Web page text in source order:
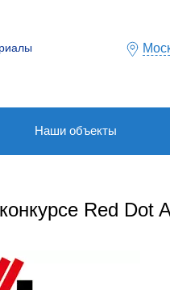
Наши объекты
Red Dot